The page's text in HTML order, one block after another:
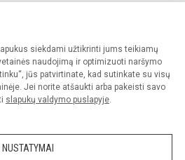
siekdami užtikrinti jums teikiamų
naudojimą ir optimizuoti naršymo
jūs patvirtinate, kad sutinkate su visų
Jei norite atšaukti arba pakeisti savo
slapukų valdymo puslapyje.
NUSTATYMAI
Jaroševičiaus gimnazija. Visos teisės
administracijos sutikimo griežtai
draudžiama.
Slapukų valdymas